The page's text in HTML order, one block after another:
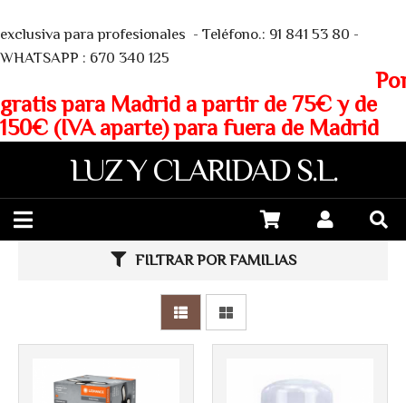
exclusiva para profesionales - Teléfono.: 91 841 53 80 -
WHATSAPP : 670 340 125
gratis para Madrid a partir de 75€ y de
150€ (IVA aparte) para fuera de Madrid
LUZ Y CLARIDAD S.L.
FILTRAR POR FAMILIAS
Más info